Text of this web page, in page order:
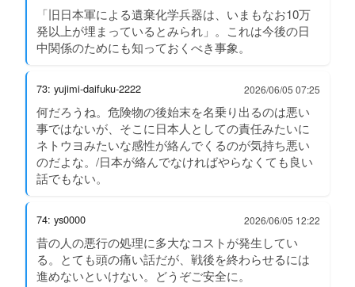
「旧日本軍による遺棄化学兵器は、いまもなお10万
発以上が埋まっているとみられ」。これは今後の日
中関係のためにも知っておくべき事象。
73: yujimi-daifuku-2222 2026/06/05 07:25
何だろうね。危険物の後始末を名乗り出るのは悪い
事ではないが、そこに日本人としての責任みたいに
ネトウヨみたいな感性が絡んでくるのが気持ち悪い
のだよな。/日本が絡んでなければやらなくても良い
話でもない。
74: ys0000 2026/06/05 12:22
昔の人の悪行の処理に多大なコストが発生してい
る。とても頭の痛い話だが、戦後を終わらせるには
進めないといけない。どうぞご安全に。